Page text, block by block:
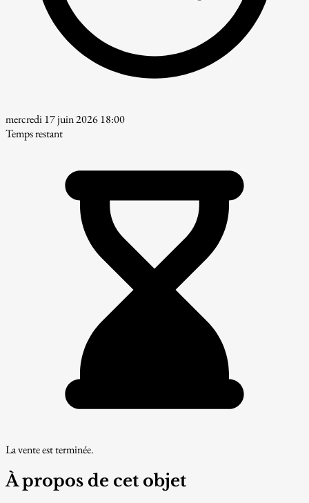
mercredi 17 juin 2026 18:00
Temps restant
La vente est terminée.
À propos de cet objet